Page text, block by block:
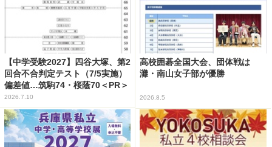
【中学受験2027】四谷大塚、第2
回合不合判定テスト（7/5実施）
偏差値…筑駒74・桜蔭70＜PR＞
2026.7.10
高校囲碁全国大会、団体戦は
灘・南山女子部が優勝
2026.8.5